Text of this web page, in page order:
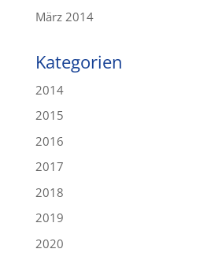
März 2014
Kategorien
2014
2015
2016
2017
2018
2019
2020